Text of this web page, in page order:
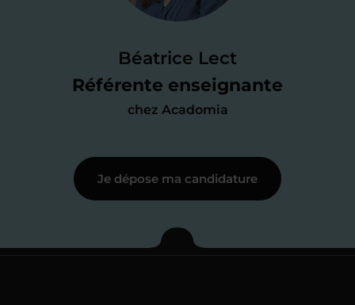
Béatrice Lect
Référente enseignante
chez Acadomia
test de 15 minutes
des programmes scolaires(et pouvoir
me mettre à jour au besoin) et
j’échange en direct avec un chargé de
Étape 3
Je commence mes
Je dépose ma candidature